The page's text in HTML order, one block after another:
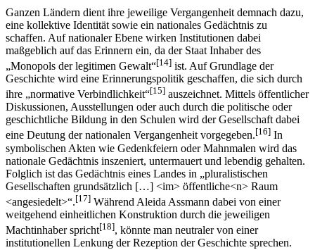
Ganzen Ländern dient ihre jeweilige Vergangenheit demnach dazu,
eine kollektive Identität sowie ein nationales Gedächtnis zu
schaffen. Auf nationaler Ebene wirken Institutionen dabei
maßgeblich auf das Erinnern ein, da der Staat Inhaber des
„Monopols der legitimen Gewalt“[14] ist. Auf Grundlage der
Geschichte wird eine Erinnerungspolitik geschaffen, die sich durch
ihre „normative Verbindlichkeit“[15] auszeichnet. Mittels öffentlicher
Diskussionen, Ausstellungen oder auch durch die politische oder
geschichtliche Bildung in den Schulen wird der Gesellschaft dabei
eine Deutung der nationalen Vergangenheit vorgegeben.[16] In
symbolischen Akten wie Gedenkfeiern oder Mahnmalen wird das
nationale Gedächtnis inszeniert, untermauert und lebendig gehalten.
Folglich ist das Gedächtnis eines Landes in „pluralistischen
Gesellschaften grundsätzlich […] <im> öffentliche<n> Raum
<angesiedelt>“.[17] Während Aleida Assmann dabei von einer
weitgehend einheitlichen Konstruktion durch die jeweiligen
Machtinhaber spricht[18], könnte man neutraler von einer
institutionellen Lenkung der Rezeption der Geschichte sprechen.